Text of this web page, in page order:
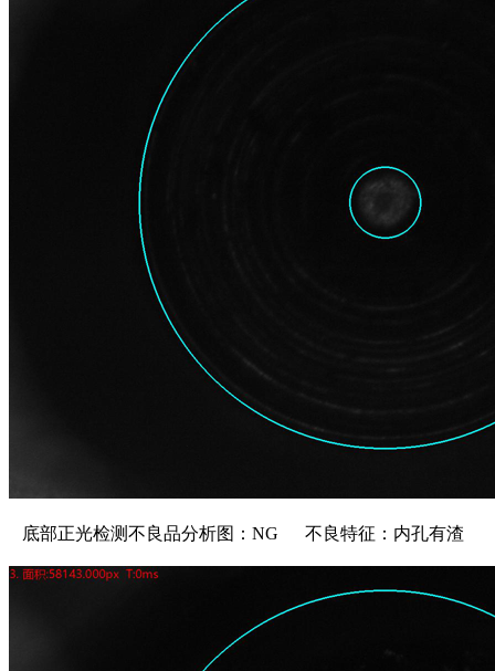
底部正光检测不良品分析图：NG 不良特征：内孔有渣